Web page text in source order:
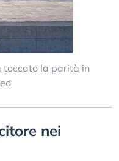
toccato la parità in
nei